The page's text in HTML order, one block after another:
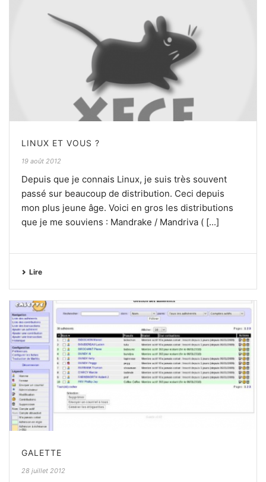
LINUX ET VOUS ?
19 août 2012
Depuis que je connais Linux, je suis très souvent
passé sur beaucoup de distribution. Ceci depuis
mon plus jeune âge. Voici en gros les distributions
que je me souviens : Mandrake / Mandriva ( [...]
Lire
GALETTE
28 juillet 2012